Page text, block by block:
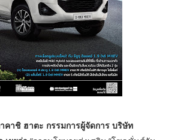
คาชิ ฮาตะ กรรมการผู้จัดการ บริษัท